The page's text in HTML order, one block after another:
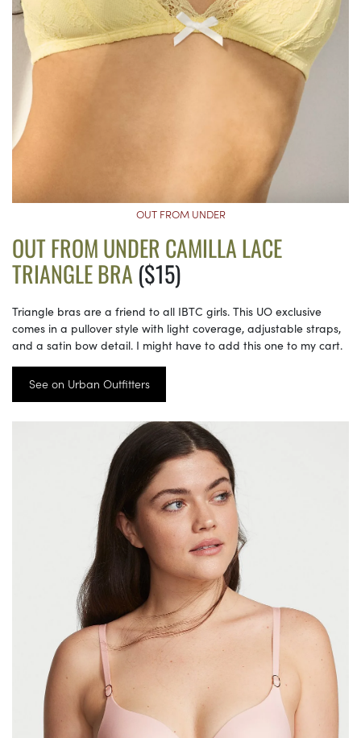
OUT FROM UNDER
OUT FROM UNDER CAMILLA LACE
TRIANGLE BRA ($15)
Triangle bras are a friend to all IBTC girls. This UO exclusive
comes in a pullover style with light coverage, adjustable straps,
and a satin bow detail. I might have to add this one to my cart.
See on Urban Outfitters